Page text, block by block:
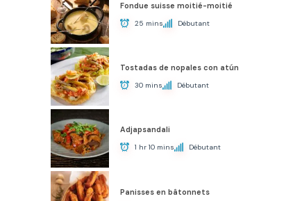
Fondue suisse moitié-moitié
25 mins Débutant
Tostadas de nopales con atún
30 mins Débutant
Adjapsandali
1 hr 10 mins Débutant
Panisses en bâtonnets